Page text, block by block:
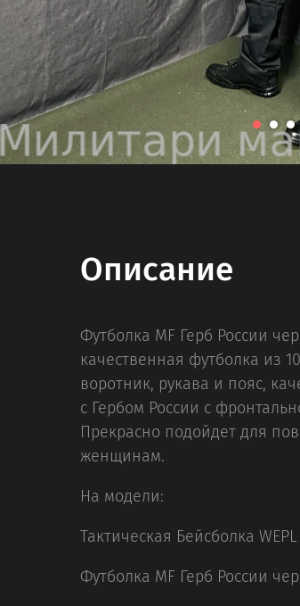
Описание
Футболка MF Герб России
качественная футболка из
воротник, рукава и пояс,
с Гербом России с
Прекрасно подойдет для
женщинам.
На модели:
Тактическая Бейсболка
Футболка MF Герб России